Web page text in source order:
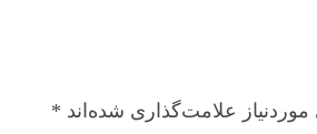
علامت‌گذاری شده‌اند *